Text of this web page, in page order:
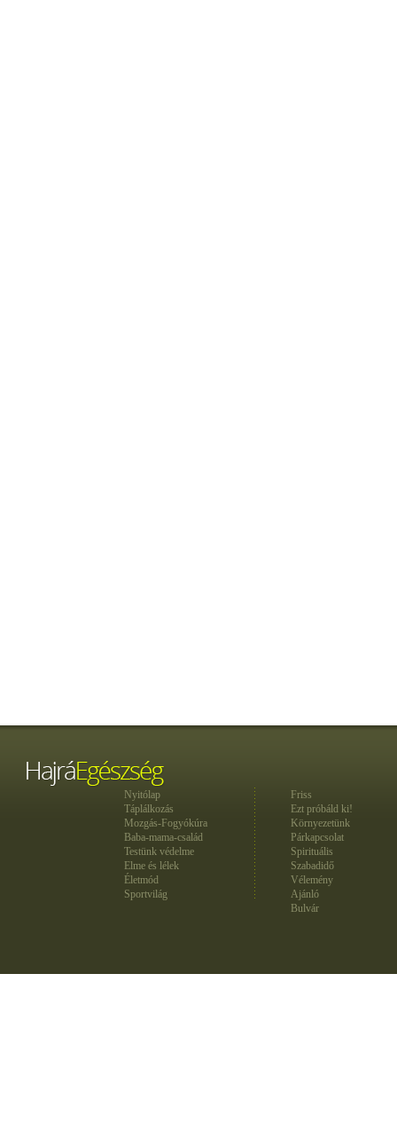
Nyitólap
Táplálkozás
Mozgás-Fogyókúra
Baba-mama-család
Testünk védelme
Elme és lélek
Életmód
Sportvilág
Friss
Ezt próbáld ki!
Környezetünk
Párkapcsolat
Spirituális
Szabadidő
Vélemény
Ajánló
Bulvár